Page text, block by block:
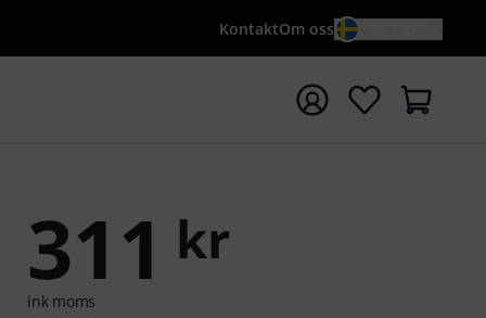
KontaktOm oss
sökningen med söktermen {searchTerm}
311 kr
ink moms